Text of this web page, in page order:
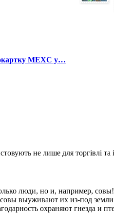
MEXC у…
не лише для торгівлі
люди, но и, например,
выуживают их из-под
охраняют гнезда и